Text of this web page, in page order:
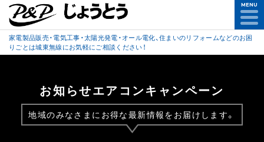
MENU
家電製品販売・電気工事・太陽光発電・オール電化、住まいのリフォームなどのお困
りごとは城東無線にお気軽にご相談ください！
お知らせエアコンキャンペーン
地域のみなさまにお得な最新情報をお届けします。